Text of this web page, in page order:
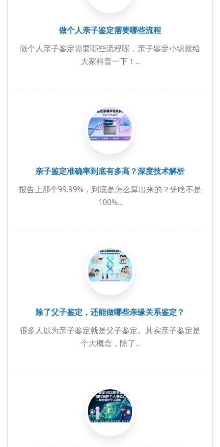
做个人亲子鉴定需要哪些流程
做个人亲子鉴定需要哪些流程呢，亲子鉴定小编就给
大家科普一下！...
亲子鉴定准确率到底有多高？深度技术解析
报告上那个99.99%，到底是怎么算出来的？凭啥不是
100%...
除了父子鉴定，还能做哪些亲缘关系鉴定？
很多人以为亲子鉴定就是父子鉴定。其实亲子鉴定是
个大概念，除了...